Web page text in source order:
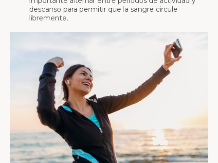
descanso para permitir que la sangre circule
libremente.